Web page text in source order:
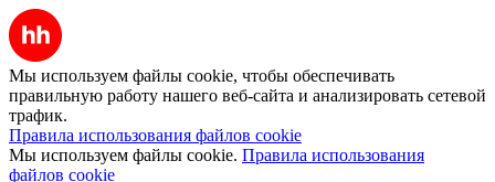
Мы используем файлы cookie, чтобы обеспечивать
правильную работу нашего веб-сайта и анализировать сетевой
трафик.
Правила использования файлов cookie
Мы используем файлы cookie. Правила использования
файлов cookie